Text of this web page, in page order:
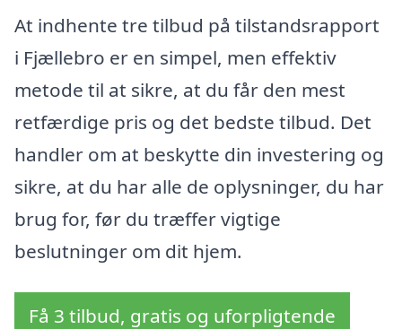
At indhente tre tilbud på tilstandsrapport
i Fjællebro er en simpel, men effektiv
metode til at sikre, at du får den mest
retfærdige pris og det bedste tilbud. Det
handler om at beskytte din investering og
sikre, at du har alle de oplysninger, du har
brug for, før du træffer vigtige
beslutninger om dit hjem.
Få 3 tilbud, gratis og uforpligtende